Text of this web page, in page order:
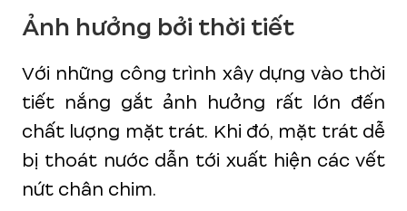
Ảnh hưởng bởi thời tiết
Với những công trình xây dựng vào thời
tiết nắng gắt ảnh hưởng rất lớn đến
chất lượng mặt trát. Khi đó, mặt trát dễ
bị thoát nước dẫn tới xuất hiện các vết
nứt chân chim.